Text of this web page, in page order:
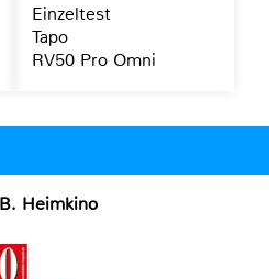
Heimkino
Einzeltest
Tapo
RV50 Pro Omni